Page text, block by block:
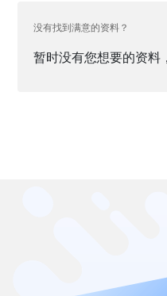
没有找到满意的资料？
暂时没有您想要的资料